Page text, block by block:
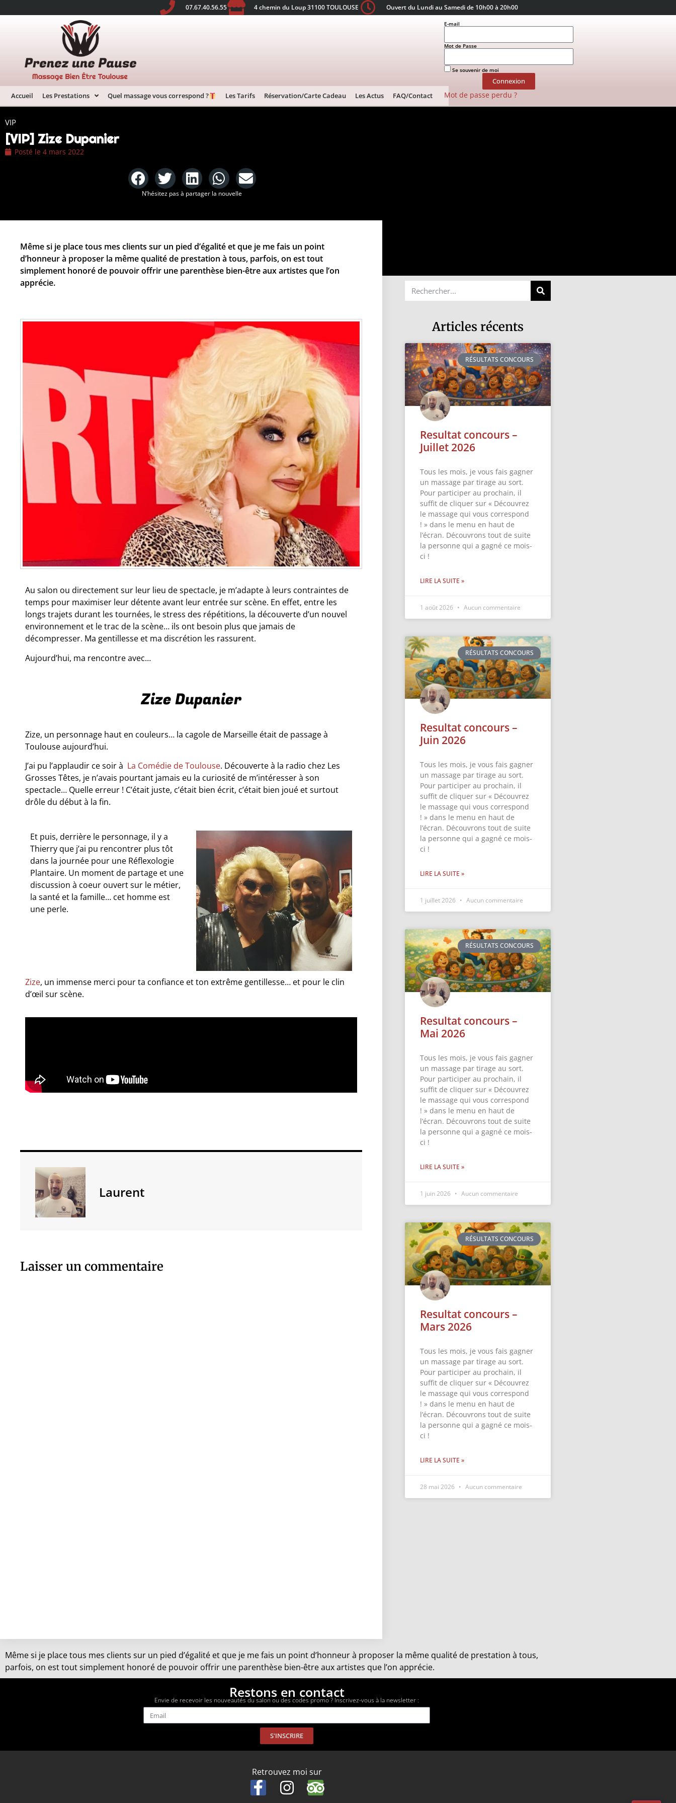
07.67.40.56.55 4 chemin du Loup 31100 TOULOUSE Ouvert du Lundi au Samedi de 10h00 à 20h00
Accueil Les Prestations Quel massage vous correspond ? Les Tarifs Réservation/Carte Cadeau Les Actus FAQ/Contact
E-mail
Mot de Passe
Se souvenir de moi
Connexion
Mot de passe perdu ?
VIP
[VIP] Zize Dupanier
Posté le 4 mars 2022
N’hésitez pas à partager la nouvelle
Même si je place tous mes clients sur un pied d’égalité et que je me fais un point
d’honneur à proposer la même qualité de prestation à tous, parfois, on est tout
simplement honoré de pouvoir offrir une parenthèse bien-être aux artistes que l’on
apprécie.
Au salon ou directement sur leur lieu de spectacle, je m’adapte à leurs contraintes de
temps pour maximiser leur détente avant leur entrée sur scène. En effet, entre les
longs trajets durant les tournées, le stress des répétitions, la découverte d’un nouvel
environnement et le trac de la scène… ils ont besoin plus que jamais de
décompresser. Ma gentillesse et ma discrétion les rassurent.
Aujourd’hui, ma rencontre avec…
Zize Dupanier
Zize, un personnage haut en couleurs… la cagole de Marseille était de passage à
Toulouse aujourd’hui.
J’ai pu l’applaudir ce soir à La Comédie de Toulouse. Découverte à la radio chez Les
Grosses Têtes, je n’avais pourtant jamais eu la curiosité de m’intéresser à son
spectacle… Quelle erreur ! C’était juste, c’était bien écrit, c’était bien joué et surtout
drôle du début à la fin.
Et puis, derrière le personnage, il y a
Thierry que j’ai pu rencontrer plus tôt
dans la journée pour une Réflexologie
Plantaire. Un moment de partage et une
discussion à coeur ouvert sur le métier,
la santé et la famille… cet homme est
une perle.
Zize, un immense merci pour ta confiance et ton extrême gentillesse… et pour le clin
d’œil sur scène.
Laurent
Laisser un commentaire
Articles récents
RÉSULTATS CONCOURS
Resultat concours –
Juillet 2026
Tous les mois, je vous fais gagner
un massage par tirage au sort.
Pour participer au prochain, il
suffit de cliquer sur « Découvrez
le massage qui vous correspond
! » dans le menu en haut de
l’écran. Découvrons tout de suite
la personne qui a gagné ce mois-
ci !
LIRE LA SUITE »
1 août 2026 Aucun commentaire
RÉSULTATS CONCOURS
Resultat concours –
Juin 2026
Tous les mois, je vous fais gagner
un massage par tirage au sort.
Pour participer au prochain, il
suffit de cliquer sur « Découvrez
le massage qui vous correspond
! » dans le menu en haut de
l’écran. Découvrons tout de suite
la personne qui a gagné ce mois-
ci !
LIRE LA SUITE »
1 juillet 2026 Aucun commentaire
RÉSULTATS CONCOURS
Resultat concours –
Mai 2026
Tous les mois, je vous fais gagner
un massage par tirage au sort.
Pour participer au prochain, il
suffit de cliquer sur « Découvrez
le massage qui vous correspond
! » dans le menu en haut de
l’écran. Découvrons tout de suite
la personne qui a gagné ce mois-
ci !
LIRE LA SUITE »
1 juin 2026 Aucun commentaire
RÉSULTATS CONCOURS
Resultat concours –
Mars 2026
Tous les mois, je vous fais gagner
un massage par tirage au sort.
Pour participer au prochain, il
suffit de cliquer sur « Découvrez
le massage qui vous correspond
! » dans le menu en haut de
l’écran. Découvrons tout de suite
la personne qui a gagné ce mois-
ci !
LIRE LA SUITE »
28 mai 2026 Aucun commentaire
Même si je place tous mes clients sur un pied d’égalité et que je me fais un point d’honneur à proposer la même qualité de prestation à tous,
parfois, on est tout simplement honoré de pouvoir offrir une parenthèse bien-être aux artistes que l’on apprécie.
Restons en contact
Envie de recevoir les nouveautés du salon ou des codes promo ? Inscrivez-vous à la newsletter :
S'INSCRIRE
Retrouvez moi sur